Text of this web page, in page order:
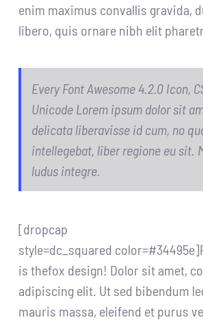
enim maximus convallis gravida,
libero, quis ornare nibh elit
Every Font Awesome 4.2.0 Icon,
Unicode Lorem ipsum dolor sit
delicata liberavisse id cum, no
intellegebat, liber regione eu sit.
ludus integre.
[dropcap
style=dc_squared
is thefox design! Dolor sit amet,
adipiscing elit. Ut sed bibendum
mauris massa, eleifend et purus